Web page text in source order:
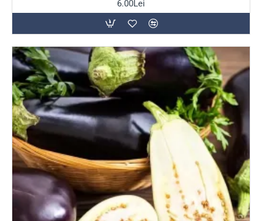
(Pana Corbului, Drăgaica) și specialități
internaționale de tip Classic și Heirloom, ideale
pentru culturi sigure.
Sfaturi pentru o plantare
reușită
Vinetele sunt printre cele mai mari iubitoare de căldură
din grădină, având nevoie de o perioadă lungă de
vegetație. Înființarea culturii se face obligatoriu prin răsad
produs în spații încălzite încă din lunile februarie-martie.
Transplantarea la exterior se realizează târziu în
primăvară, doar când nopțile devin calde și solul este bine
încălzit. Preferă pozițiile complet însorite și pământurile
fertile, afânate și bine fertilizate.
6.00Lei